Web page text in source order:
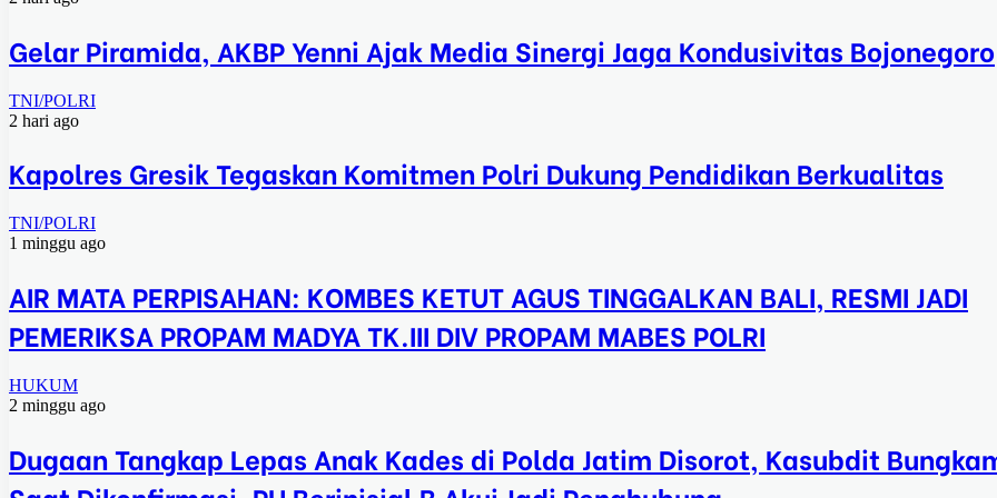
Gelar Piramida, AKBP Yenni Ajak Media Sinergi Jaga Kondusivitas Bojonegoro
TNI/POLRI
2 hari ago
Kapolres Gresik Tegaskan Komitmen Polri Dukung Pendidikan Berkualitas
TNI/POLRI
1 minggu ago
AIR MATA PERPISAHAN: KOMBES KETUT AGUS TINGGALKAN BALI, RESMI JADI
PEMERIKSA PROPAM MADYA TK.III DIV PROPAM MABES POLRI
HUKUM
2 minggu ago
Dugaan Tangkap Lepas Anak Kades di Polda Jatim Disorot, Kasubdit